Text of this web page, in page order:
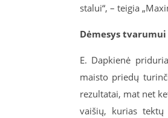
stalui“, – teigia
Dėmesys tvarumui
E. Dapkienė
maisto priedų
rezultatai, mat net
vaišių, kurias tektų